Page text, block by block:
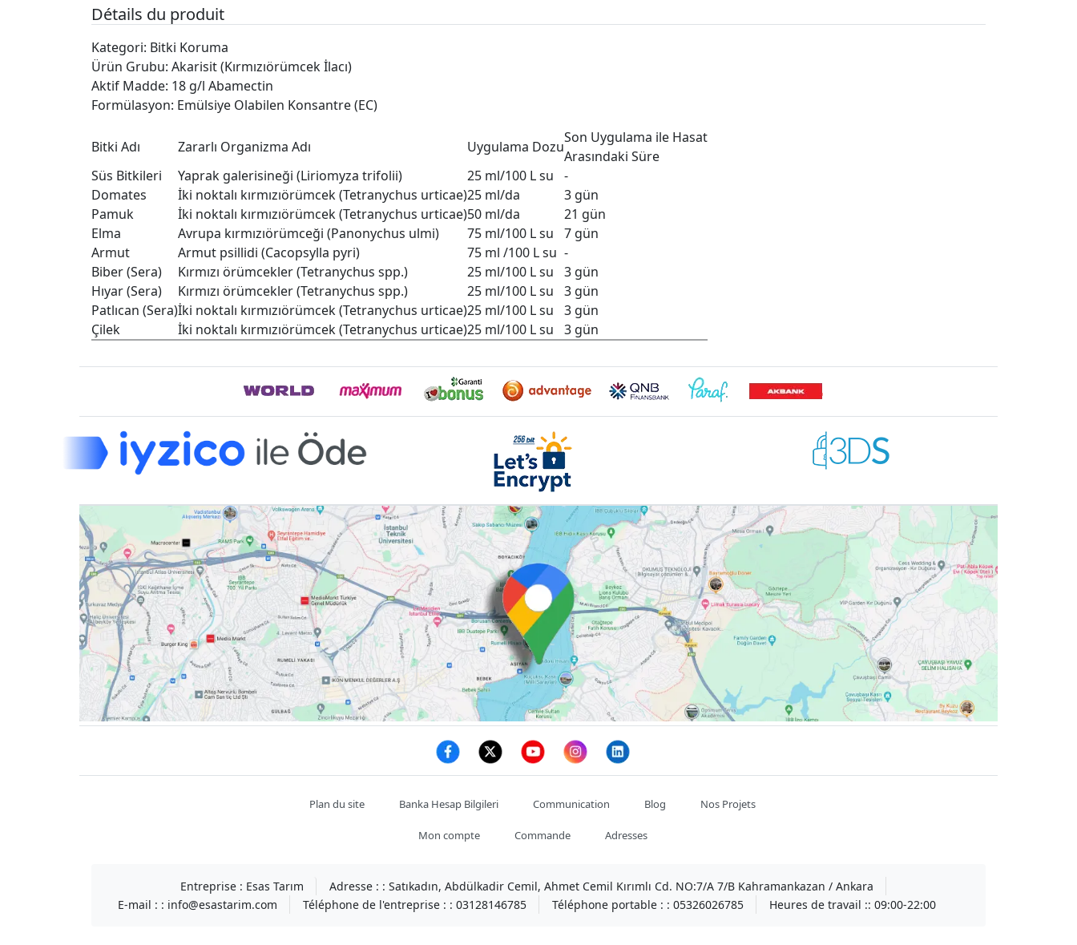
Détails du produit
Kategori: Bitki Koruma
Ürün Grubu: Akarisit (Kırmızıörümcek İlacı)
Aktif Madde: 18 g/l Abamectin
Formülasyon: Emülsiye Olabilen Konsantre (EC)
Bitki Adı Zararlı Organizma Adı Uygulama Dozu
Son Uygulama ile Hasat
Arasındaki Süre
Süs Bitkileri
Yaprak galerisineği (Liriomyza trifolii) 25 ml/100 L su
-
Domates
İki noktalı kırmızıörümcek (Tetranychus urticae)25 ml/da
3 gün
Pamuk
İki noktalı kırmızıörümcek (Tetranychus urticae)50 ml/da
21 gün
Elma
Avrupa kırmızıörümceği (Panonychus ulmi) 75 ml/100 L su
7 gün
Armut
Armut psillidi (Cacopsylla pyri) 75 ml /100 L su -
Biber (Sera)
Kırmızı örümcekler (Tetranychus spp.) 25 ml/100 L su
3 gün
Hıyar (Sera)
Kırmızı örümcekler (Tetranychus spp.) 25 ml/100 L su
3 gün
Patlıcan (Sera)İki noktalı kırmızıörümcek (Tetranychus urticae)25 ml/100 L su
3 gün
Çilek
İki noktalı kırmızıörümcek (Tetranychus urticae)25 ml/100 L su 3 gün
Facebook
twitter
youtube
instagram
linkedin
Plan du site Banka Hesap Bilgileri Communication Blog Nos Projets
Mon compte Commande Adresses
Entreprise : Esas Tarım Adresse : : Satıkadın, Abdülkadir Cemil, Ahmet Cemil Kırımlı Cd. NO:7/A 7/B Kahramankazan / Ankara
E-mail : : info@esastarim.com Téléphone de l'entreprise : : 03128146785 Téléphone portable : : 05326026785 Heures de travail :: 09:00-22:00